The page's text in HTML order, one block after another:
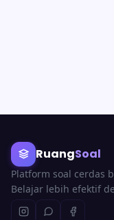
RuangSoal
Platform soal cerdas
Belajar lebih efektif